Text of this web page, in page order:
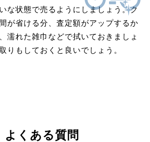
な状態で売るようにしましょう。ク
が省ける分、査定額がアップするか
濡れた雑巾などで拭いておきましょ
りもしておくと良いでしょう。
よくある質問